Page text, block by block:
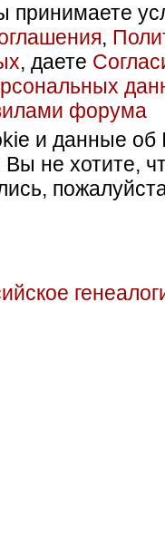
принимаете
,
, даете
форума
и данные об
Вы не хотите,